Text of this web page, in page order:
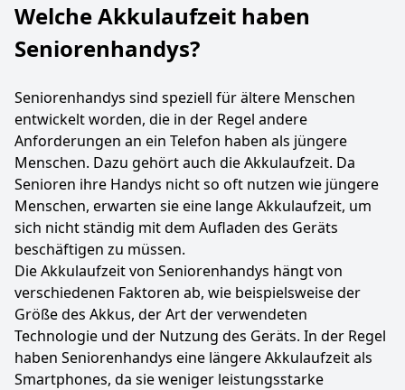
Welche Akkulaufzeit haben
Seniorenhandys?
Seniorenhandys sind speziell für ältere Menschen
entwickelt worden, die in der Regel andere
Anforderungen an ein Telefon haben als jüngere
Menschen. Dazu gehört auch die Akkulaufzeit. Da
Senioren ihre Handys nicht so oft nutzen wie jüngere
Menschen, erwarten sie eine lange Akkulaufzeit, um
sich nicht ständig mit dem Aufladen des Geräts
beschäftigen zu müssen.
Die Akkulaufzeit von Seniorenhandys hängt von
verschiedenen Faktoren ab, wie beispielsweise der
Größe des Akkus, der Art der verwendeten
Technologie und der Nutzung des Geräts. In der Regel
haben Seniorenhandys eine längere Akkulaufzeit als
Smartphones, da sie weniger leistungsstarke